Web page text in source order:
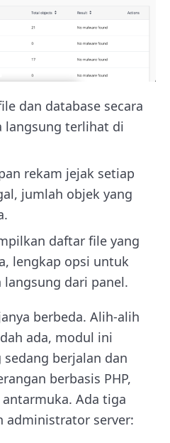
dan database secara
langsung terlihat di
rekam jejak setiap
jumlah objek yang
daftar file yang
lengkap opsi untuk
dari panel.
berbeda. Alih-alih
ada, modul ini
berjalan dan
berbasis PHP,
Ada tiga
administrator server: